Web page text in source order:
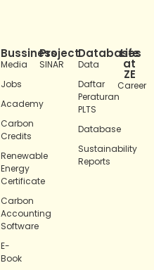
Bussiness
Media
Jobs
Academy
Carbon
Credits
Renewable
Energy
Certificate
Carbon
Accounting
Software
E-
Book
Project
SINAR
Databases
Data
Daftar
Peraturan
PLTS
Database
Sustainability
Reports
Life
at
ZE
Career